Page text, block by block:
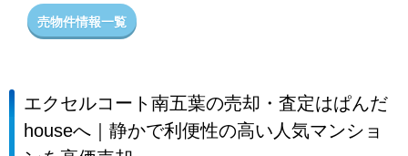
売物件情報一覧
エクセルコート南五葉の売却・査定はぱんだ
houseへ｜静かで利便性の高い人気マンショ